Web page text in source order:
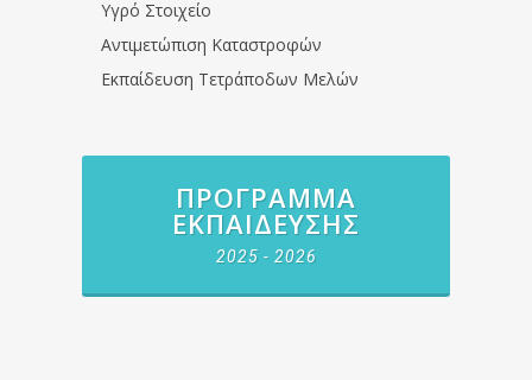
Υγρό Στοιχείο
Αντιμετώπιση Καταστροφών
Εκπαίδευση Τετράποδων Μελών
ΠΡΌΓΡΑΜΜΑ
ΕΚΠΑΊΔΕΥΣΗΣ
2025 - 2026